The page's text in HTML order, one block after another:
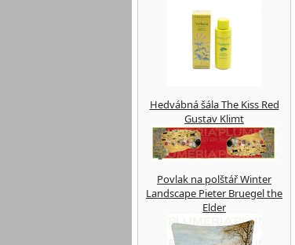
Hedvábná šála The Kiss Red
Gustav Klimt
Povlak na polštář Winter
Landscape Pieter Bruegel the
Elder